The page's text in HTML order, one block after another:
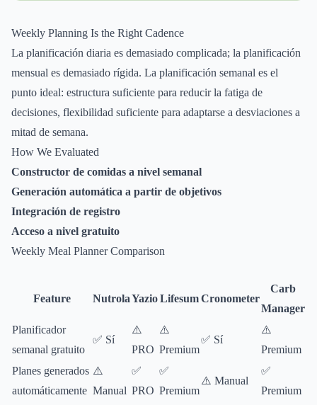
Weekly Planning Is the Right Cadence
La planificación diaria es demasiado complicada; la planificación
mensual es demasiado rígida. La planificación semanal es el
punto ideal: estructura suficiente para reducir la fatiga de
decisiones, flexibilidad suficiente para adaptarse a desviaciones a
mitad de semana.
How We Evaluated
Constructor de comidas a nivel semanal
Generación automática a partir de objetivos
Integración de registro
Acceso a nivel gratuito
Weekly Meal Planner Comparison
Feature NutrolaYazioLifesumCronometer
Carb
Manager
Planificador
semanal gratuito
✅ Sí
⚠️
PRO
⚠️
Premium
✅ Sí
⚠️
Premium
Planes generados
automáticamente
⚠️
Manual
✅
PRO
✅
Premium
⚠️ Manual
✅
Premium